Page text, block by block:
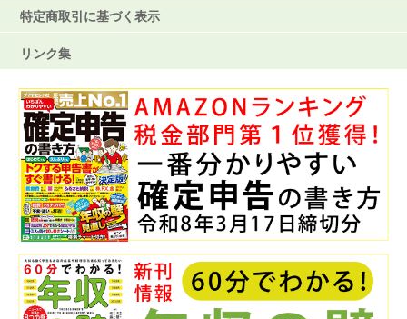
特定商取引に基づく表示
リンク集